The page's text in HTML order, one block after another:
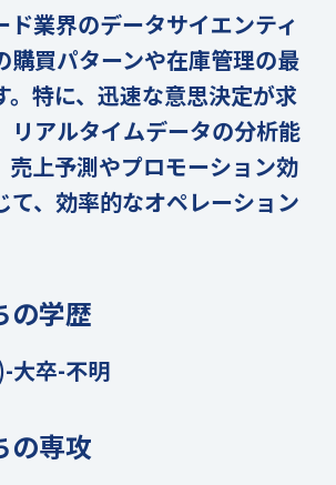
ド業界のデータサイエンティ
購買パターンや在庫管理の最
。特に、迅速な意思決定が求
リアルタイムデータの分析能
売上予測やプロモーション効
て、効率的なオペレーション
の学歴
大卒-不明
の専攻